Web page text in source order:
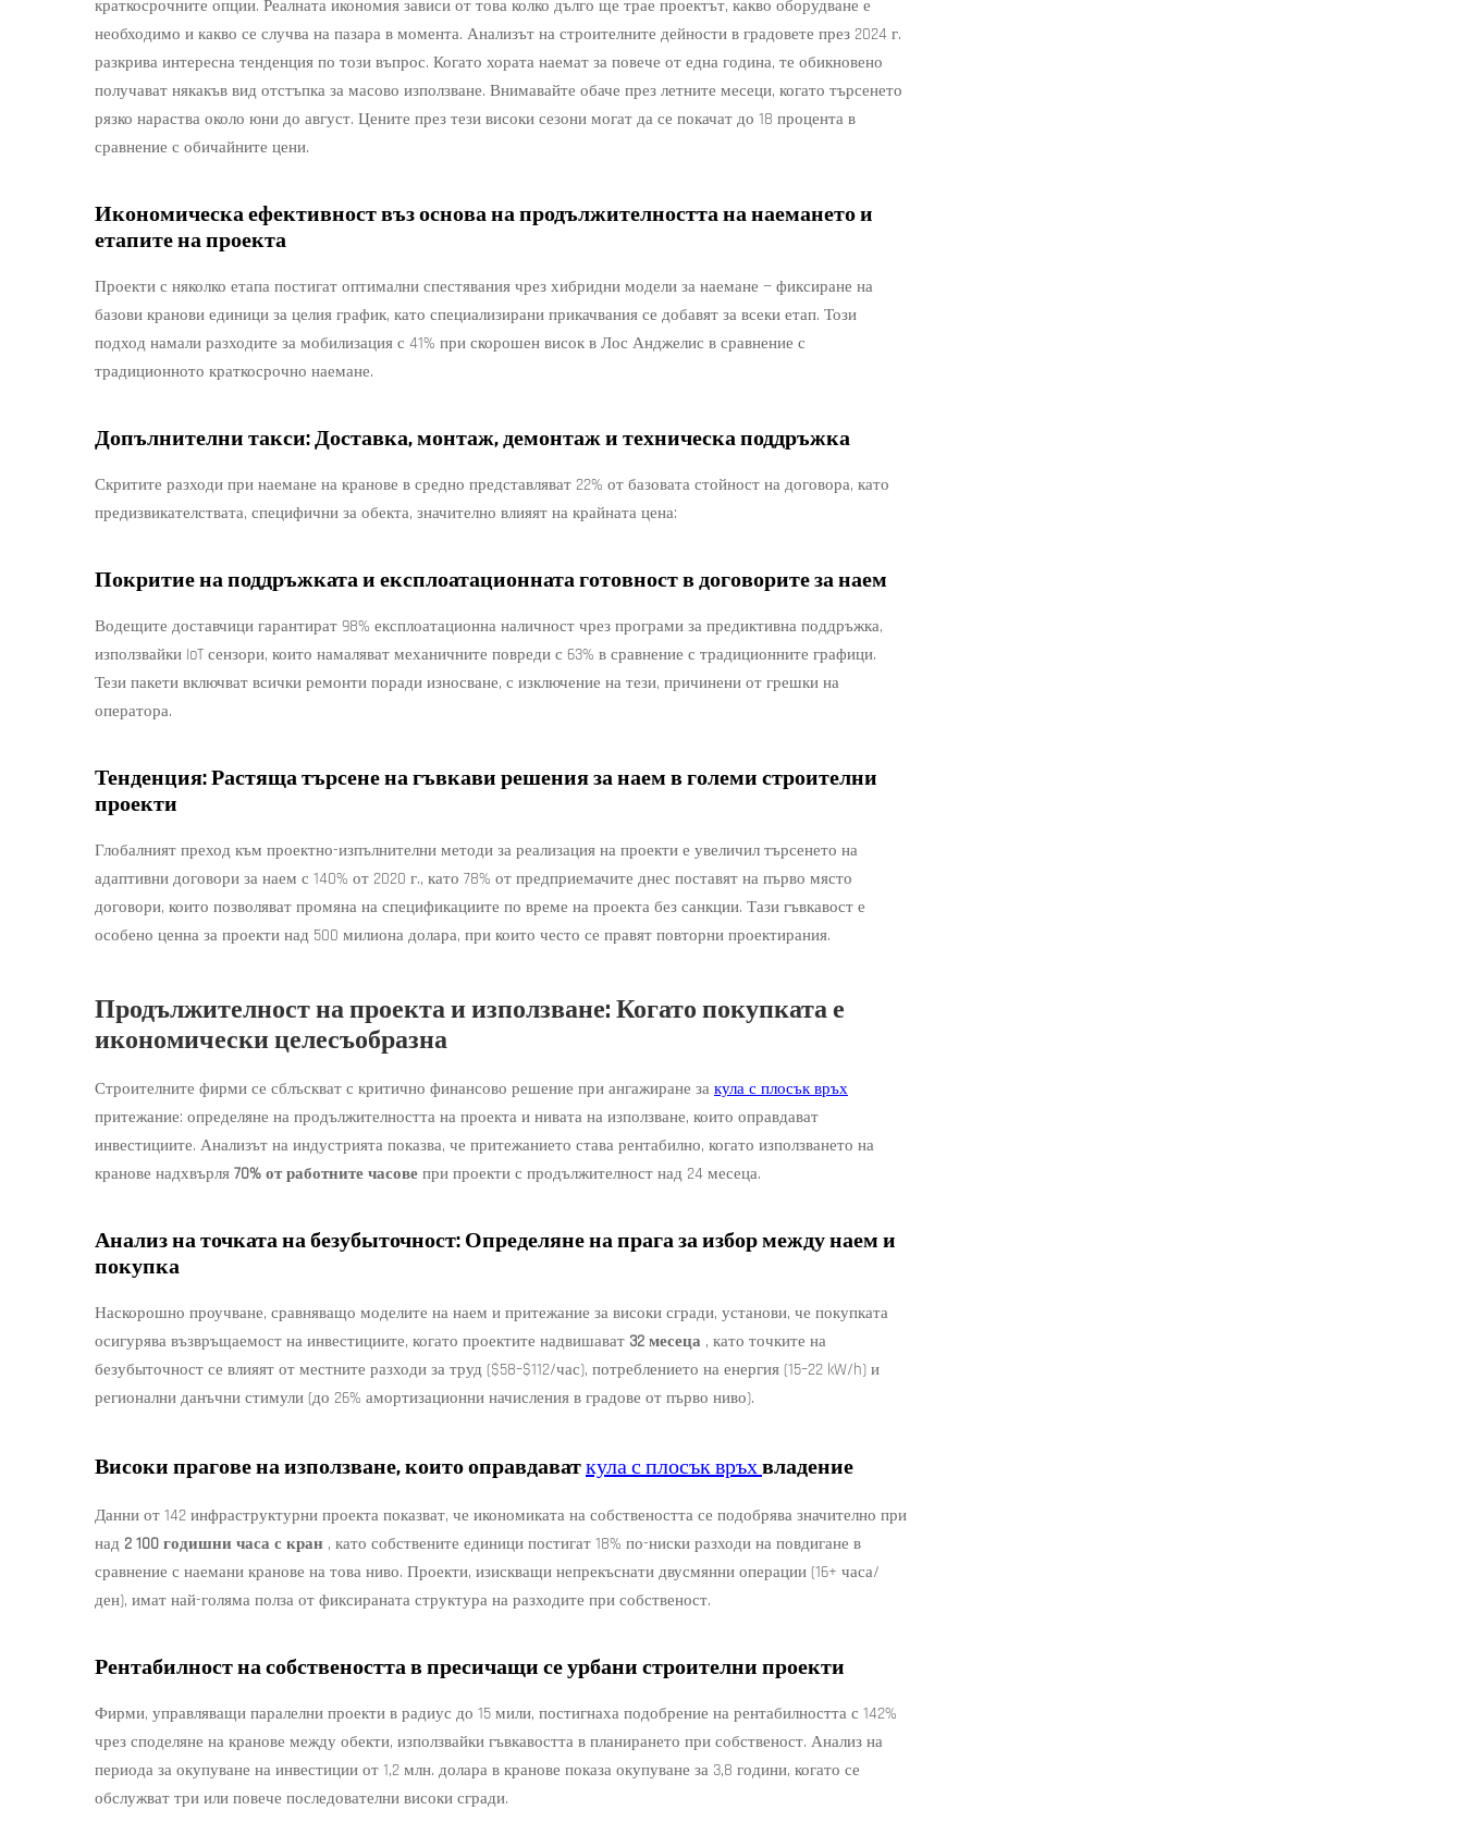
краткосрочните опции. Реалната икономия зависи от това колко дълго ще трае проектът, какво оборудване е
необходимо и какво се случва на пазара в момента. Анализът на строителните дейности в градовете през 2024 г.
разкрива интересна тенденция по този въпрос. Когато хората наемат за повече от една година, те обикновено
получават някакъв вид отстъпка за масово използване. Внимавайте обаче през летните месеци, когато търсенето
рязко нараства около юни до август. Цените през тези високи сезони могат да се покачат до 18 процента в
сравнение с обичайните цени.
Икономическа ефективност въз основа на продължителността на наемането и
етапите на проекта
Проекти с няколко етапа постигат оптимални спестявания чрез хибридни модели за наемане — фиксиране на
базови кранови единици за целия график, като специализирани прикачвания се добавят за всеки етап. Този
подход намали разходите за мобилизация с 41% при скорошен висок в Лос Анджелис в сравнение с
традиционното краткосрочно наемане.
Допълнителни такси: Доставка, монтаж, демонтаж и техническа поддръжка
Скритите разходи при наемане на кранове в средно представляват 22% от базовата стойност на договора, като
предизвикателствата, специфични за обекта, значително влияят на крайната цена:
Покритие на поддръжката и експлоатационната готовност в договорите за наем
Водещите доставчици гарантират 98% експлоатационна наличност чрез програми за предиктивна поддръжка,
използвайки IoT сензори, които намаляват механичните повреди с 63% в сравнение с традиционните графици.
Тези пакети включват всички ремонти поради износване, с изключение на тези, причинени от грешки на
оператора.
Тенденция: Растяща търсене на гъвкави решения за наем в големи строителни
проекти
Глобалният преход към проектно-изпълнителни методи за реализация на проекти е увеличил търсенето на
адаптивни договори за наем с 140% от 2020 г., като 78% от предприемачите днес поставят на първо място
договори, които позволяват промяна на спецификациите по време на проекта без санкции. Тази гъвкавост е
особено ценна за проекти над 500 милиона долара, при които често се правят повторни проектирания.
Продължителност на проекта и използване: Когато покупката е
икономически целесъобразна
Строителните фирми се сблъскват с критично финансово решение при ангажиране за кула с плосък връх
притежание: определяне на продължителността на проекта и нивата на използване, които оправдават
инвестициите. Анализът на индустрията показва, че притежанието става рентабилно, когато използването на
кранове надхвърля 70% от работните часове при проекти с продължителност над 24 месеца.
Анализ на точката на безубыточност: Определяне на прага за избор между наем и
покупка
Наскорошно проучване, сравняващо моделите на наем и притежание за високи сгради, установи, че покупката
осигурява възвръщаемост на инвестициите, когато проектите надвишават 32 месеца , като точките на
безубыточност се влияят от местните разходи за труд ($58–$112/час), потреблението на енергия (15–22 kW/h) и
регионални данъчни стимули (до 26% амортизационни начисления в градове от първо ниво).
Високи прагове на използване, които оправдаваткула с плосък връхвладение
Данни от 142 инфраструктурни проекта показват, че икономиката на собствеността се подобрява значително при
над 2 100 годишни часа с кран , като собствените единици постигат 18% по-ниски разходи на повдигане в
сравнение с наемани кранове на това ниво. Проекти, изискващи непрекъснати двусмянни операции (16+ часа/
ден), имат най-голяма полза от фиксираната структура на разходите при собственост.
Рентабилност на собствеността в пресичащи се урбани строителни проекти
Фирми, управляващи паралелни проекти в радиус до 15 мили, постигнаха подобрение на рентабилността с 142%
чрез споделяне на кранове между обекти, използвайки гъвкавостта в планирането при собственост. Анализ на
периода за окупуване на инвестиции от 1,2 млн. долара в кранове показа окупуване за 3,8 години, когато се
обслужват три или повече последователни високи сгради.